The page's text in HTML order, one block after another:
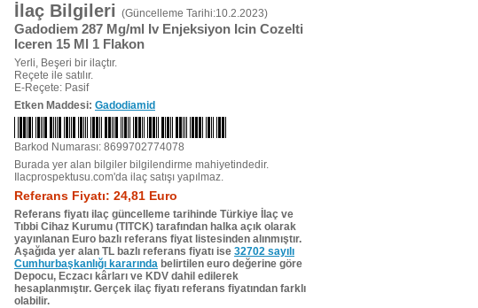
İlaç Bilgileri (Güncelleme Tarihi:10.2.2023)
Gadodiem 287 Mg/ml Iv Enjeksiyon Icin Cozelti
Iceren 15 Ml 1 Flakon
Yerli, Beşeri bir ilaçtır.
Reçete ile satılır.
E-Reçete: Pasif
Etken Maddesi: Gadodiamid
Barkod Numarası: 8699702774078
Burada yer alan bilgiler bilgilendirme mahiyetindedir.
Ilacprospektusu.com'da ilaç satışı yapılmaz.
Referans Fiyatı: 24,81 Euro
Referans fiyatı ilaç güncelleme tarihinde Türkiye İlaç ve
Tıbbi Cihaz Kurumu (TITCK) tarafından halka açık olarak
yayınlanan Euro bazlı referans fiyat listesinden alınmıştır.
Aşağıda yer alan TL bazlı referans fiyatı ise 32702 sayılı
Cumhurbaşkanlığı kararında belirtilen euro değerine göre
Depocu, Eczacı kârları ve KDV dahil edilerek
hesaplanmıştır. Gerçek ilaç fiyatı referans fiyatından farklı
olabilir.